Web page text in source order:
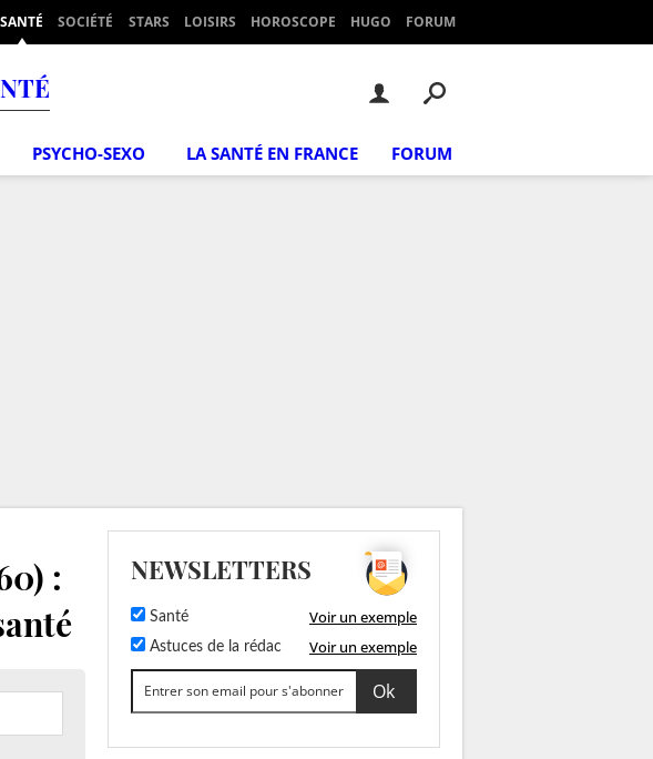
SANTÉ SOCIÉTÉ STARS LOISIRS HOROSCOPE HUGO FORUM
PSYCHO-SEXO LA SANTÉ EN FRANCE FORUM
:
NEWSLETTERS
Santé Voir un exemple
Astuces de la rédac Voir un exemple